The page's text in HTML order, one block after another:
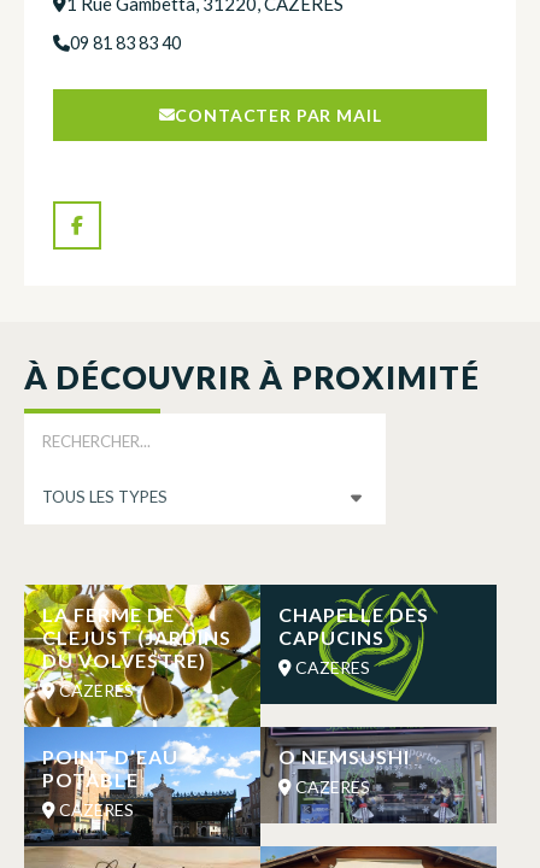
09 81 83 83 40
CONTACTER PAR MAIL
À DÉCOUVRIR À PROXIMITÉ
LA FERME DE
CLEJUST (JARDINS
DU VOLVESTRE)
CAZERES
CHAPELLE DES
CAPUCINS
CAZERES
POINT D’EAU
POTABLE
CAZERES
O NEMSUSHI
CAZERES